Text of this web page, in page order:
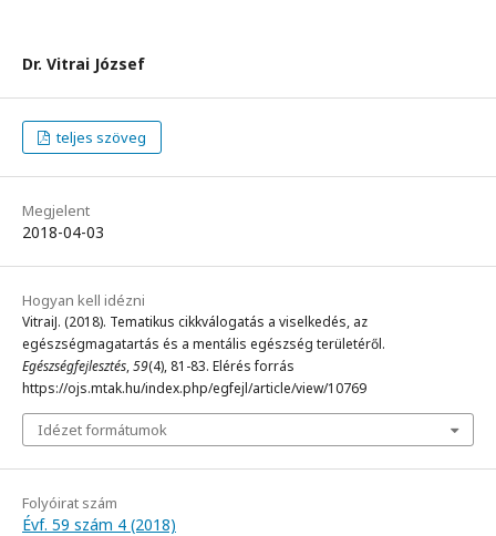
Dr. Vitrai József
teljes szöveg
Megjelent
2018-04-03
Hogyan kell idézni
VitraiJ. (2018). Tematikus cikkválogatás a viselkedés, az
egészségmagatartás és a mentális egészség területéről.
Egészségfejlesztés,59(4), 81-83. Elérés forrás
https://ojs.mtak.hu/index.php/egfejl/article/view/10769
Idézet formátumok
Folyóirat szám
Évf. 59 szám 4 (2018)